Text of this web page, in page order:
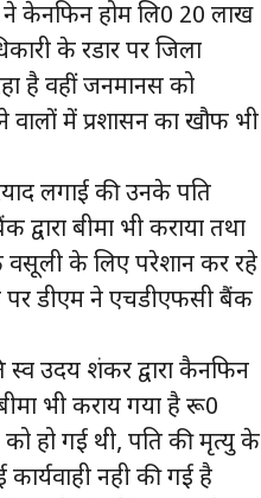
केनफिन होम लि0 20 लाख
के रडार पर जिला
है वहीं जनमानस को
में प्रशासन का खौफ भी
लगाई की उनके पति
बीमा भी कराया तथा
वसूली के लिए परेशान कर रहे
डीएम ने एचडीएफसी बैंक
स्व उदय शंकर द्वारा कैनफिन
भी कराय गया है रू0
हो गई थी, पति की मृत्यु के
नही की गई है